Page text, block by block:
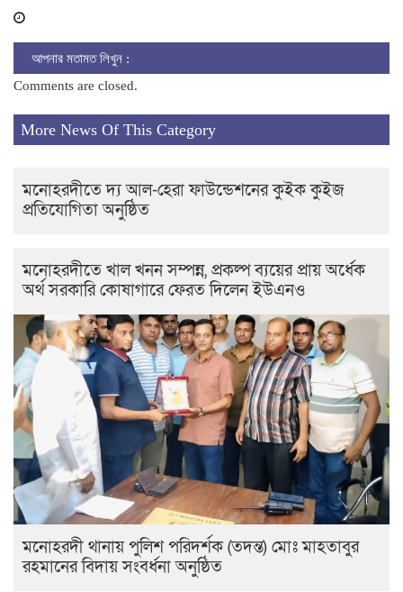
আপনার মতামত লিখুন :
Comments are closed.
More News Of This Category
মনোহরদীতে দ্য আল-হেরা ফাউন্ডেশনের কুইক কুইজ
প্রতিযোগিতা অনুষ্ঠিত
মনোহরদীতে খাল খনন সম্পন্ন, প্রকল্প ব্যয়ের প্রায় অর্ধেক
অর্থ সরকারি কোষাগারে ফেরত দিলেন ইউএনও
মনোহরদী থানায় পুলিশ পরিদর্শক (তদন্ত) মোঃ মাহতাবুর
রহমানের বিদায় সংবর্ধনা অনুষ্ঠিত